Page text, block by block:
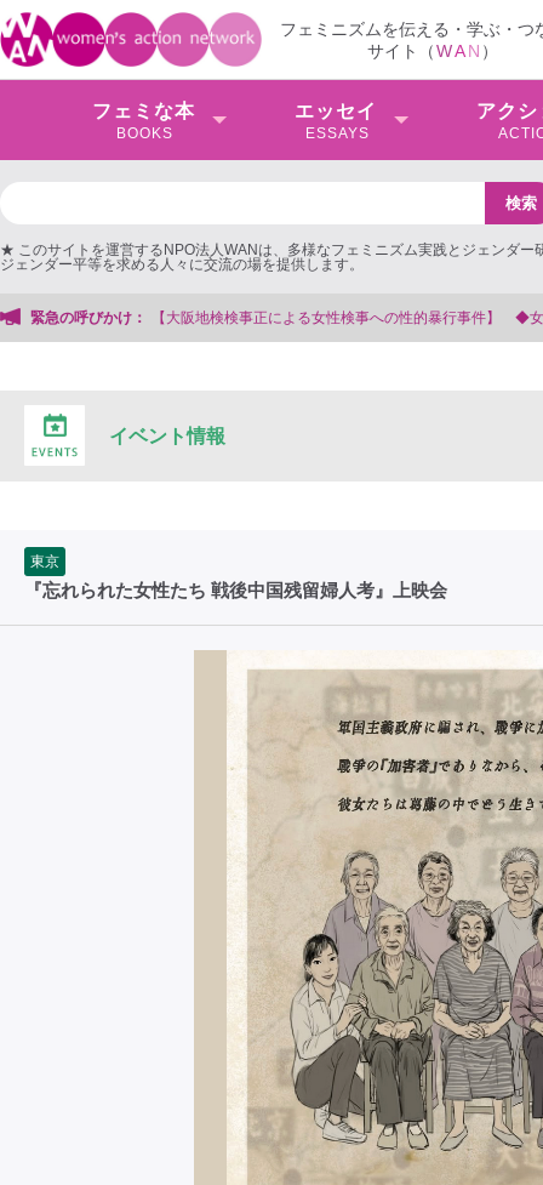
フェミニズムを伝える・学ぶ・つ
サイト（WAN ）
フェミな本
BOOKS
エッセイ
ESSAYS
アクシ
★ このサイトを運営するNPO法人WANは、多様なフェミニズム実践とジェンダー
ジェンダー平等を求める人々に交流の場を提供します。
緊急の呼びかけ：
女性検事への性的暴行事件】 ◆女性検事を支援する会事務局
イベント情報
東京
『忘れられた女性たち 戦後中国残留婦人考』上映会